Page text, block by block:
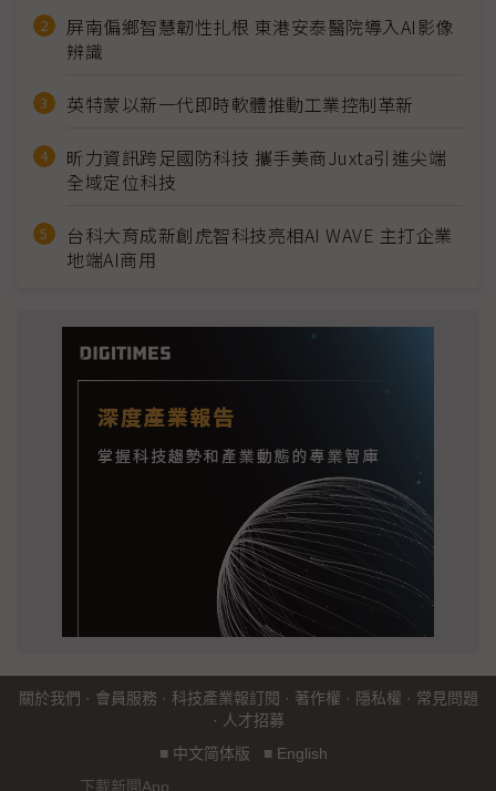
屏南偏鄉智慧韌性扎根 東港安泰醫院導入AI影像
辨識
英特蒙以新一代即時軟體推動工業控制革新
昕力資訊跨足國防科技 攜手美商Juxta引進尖端
全域定位科技
台科大育成新創虎智科技亮相AI WAVE 主打企業
地端AI商用
關於我們 · 會員服務 · 科技產業報訂閱 · 著作權 · 隱私權 · 常見問題
· 人才招募
■ 中文简体版 ■ English
下載新聞App